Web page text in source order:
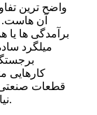
واضح ترین
آن هاست.
برآمدگی ها
میلگرد
کارهایی
قطعات
نیاز به درگیری زیاد با بتن ندارند مناسب باشد.